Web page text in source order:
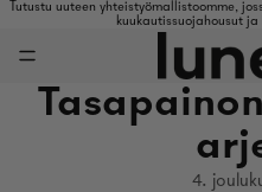
Tutustu uuteen yhteistyömallistoomme,
kuukautissuojahousut
4.